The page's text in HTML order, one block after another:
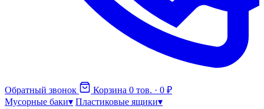
Обратный звонок Корзина 0 тов. · 0 ₽
Мусорные баки▾ Пластиковые ящики▾